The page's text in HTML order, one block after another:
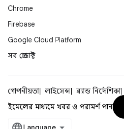
Chrome
Firebase
Google Cloud Platform
সব প্রোডাক্ট
গোপনীয়তা লাইসেন্স ব্র্যান্ড নির্দেশিকা
ইমেলের মাধ্যমে খবর ও পরামর্শ পান